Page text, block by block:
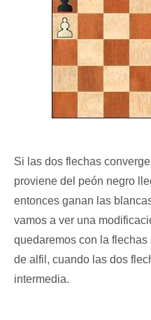
Si las dos flechas
proviene del peón negro
entonces ganan las
vamos a ver una
quedaremos con la
de alfil, cuando las dos
intermedia.